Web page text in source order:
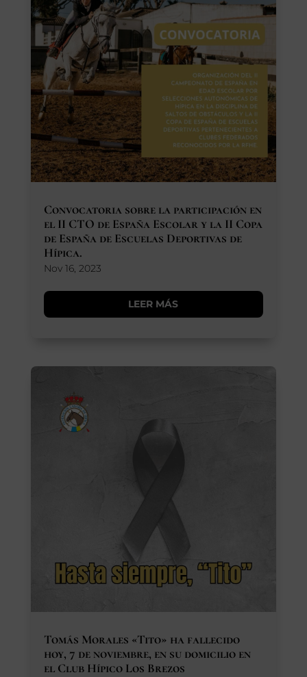
Convocatoria sobre la participación en
el II CTO de España Escolar y la II Copa
de España de Escuelas Deportivas de
Hípica.
Nov 16, 2023
LEER MÁS
Tomás Morales «Tito» ha fallecido
hoy, 7 de noviembre, en su domicilio en
el Club Hípico Los Brezos